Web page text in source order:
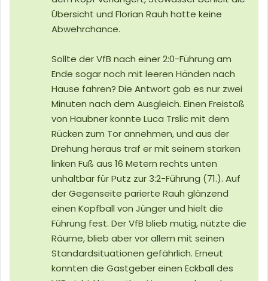
Übersicht und Florian Rauh hatte keine
Abwehrchance.
Sollte der VfB nach einer 2:0-Führung am
Ende sogar noch mit leeren Händen nach
Hause fahren? Die Antwort gab es nur zwei
Minuten nach dem Ausgleich. Einen Freistoß
von Haubner konnte Luca Trslic mit dem
Rücken zum Tor annehmen, und aus der
Drehung heraus traf er mit seinem starken
linken Fuß aus 16 Metern rechts unten
unhaltbar für Putz zur 3:2-Führung (71.). Auf
der Gegenseite parierte Rauh glänzend
einen Kopfball von Jünger und hielt die
Führung fest. Der VfB blieb mutig, nützte die
Räume, blieb aber vor allem mit seinen
Standardsituationen gefährlich. Erneut
konnten die Gastgeber einen Eckball des